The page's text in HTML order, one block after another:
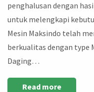
penghalusan dengan
untuk melengkapi
Mesin Maksindo telah
berkualitas dengan type
Daging…
Read more